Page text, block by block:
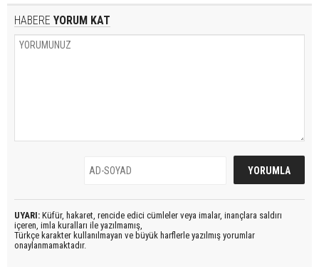
HABERE YORUM KAT
UYARI: Küfür, hakaret, rencide edici cümleler veya imalar, inançlara saldırı
içeren, imla kuralları ile yazılmamış,
Türkçe karakter kullanılmayan ve büyük harflerle yazılmış yorumlar
onaylanmamaktadır.